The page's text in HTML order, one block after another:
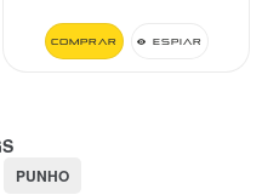
Comprar Espiar
PUNHO